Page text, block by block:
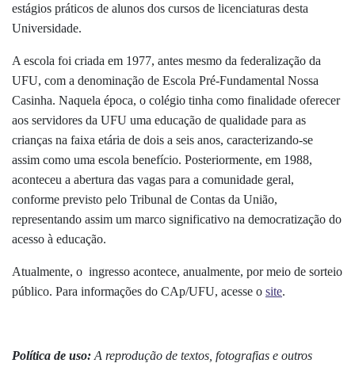
estágios práticos de alunos dos cursos de licenciaturas desta
Universidade.
A escola foi criada em 1977, antes mesmo da federalização da
UFU, com a denominação de Escola Pré-Fundamental Nossa
Casinha. Naquela época, o colégio tinha como finalidade oferecer
aos servidores da UFU uma educação de qualidade para as
crianças na faixa etária de dois a seis anos, caracterizando-se
assim como uma escola benefício. Posteriormente, em 1988,
aconteceu a abertura das vagas para a comunidade geral,
conforme previsto pelo Tribunal de Contas da União,
representando assim um marco significativo na democratização do
acesso à educação.
Atualmente, o ingresso acontece, anualmente, por meio de sorteio
público. Para informações do CAp/UFU, acesse o site.
Política de uso: A reprodução de textos, fotografias e outros